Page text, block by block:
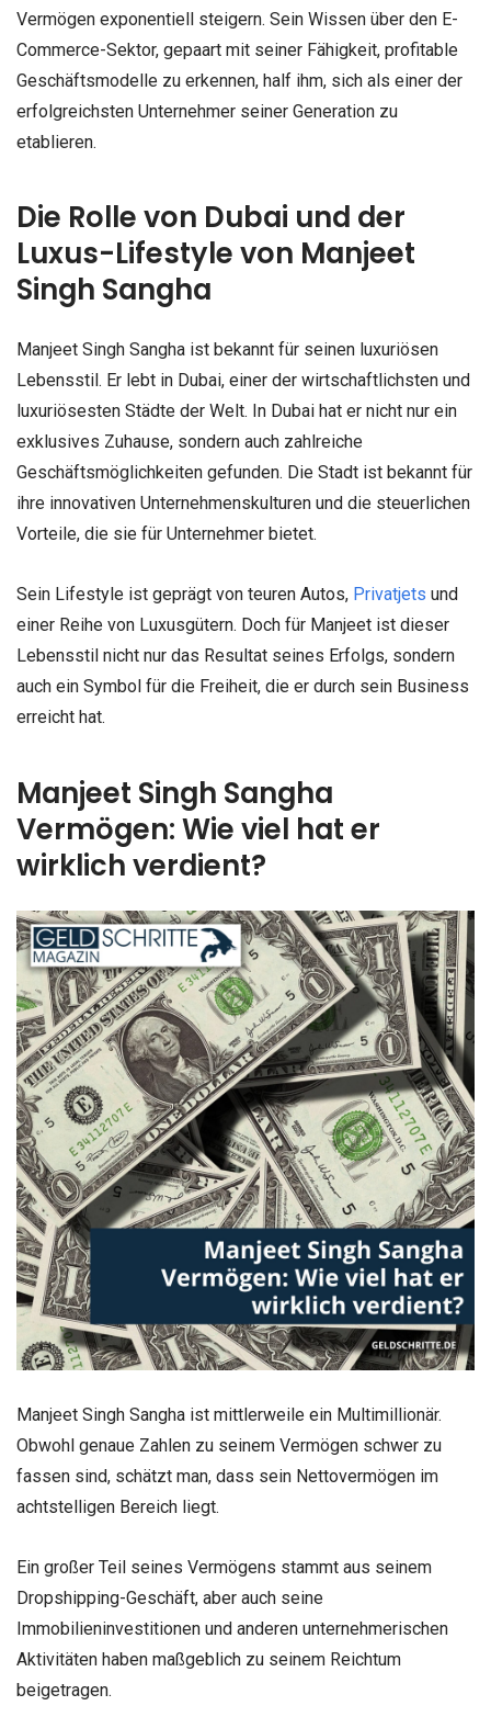
Vermögen exponentiell steigern. Sein Wissen über den E-
Commerce-Sektor, gepaart mit seiner Fähigkeit, profitable
Geschäftsmodelle zu erkennen, half ihm, sich als einer der
erfolgreichsten Unternehmer seiner Generation zu
etablieren.
Die Rolle von Dubai und der
Luxus-Lifestyle von Manjeet
Singh Sangha
Manjeet Singh Sangha ist bekannt für seinen luxuriösen
Lebensstil. Er lebt in Dubai, einer der wirtschaftlichsten und
luxuriösesten Städte der Welt. In Dubai hat er nicht nur ein
exklusives Zuhause, sondern auch zahlreiche
Geschäftsmöglichkeiten gefunden. Die Stadt ist bekannt für
ihre innovativen Unternehmenskulturen und die steuerlichen
Vorteile, die sie für Unternehmer bietet.
Sein Lifestyle ist geprägt von teuren Autos, Privatjets und
einer Reihe von Luxusgütern. Doch für Manjeet ist dieser
Lebensstil nicht nur das Resultat seines Erfolgs, sondern
auch ein Symbol für die Freiheit, die er durch sein Business
erreicht hat.
Manjeet Singh Sangha
Vermögen: Wie viel hat er
wirklich verdient?
Manjeet Singh Sangha ist mittlerweile ein Multimillionär.
Obwohl genaue Zahlen zu seinem Vermögen schwer zu
fassen sind, schätzt man, dass sein Nettovermögen im
achtstelligen Bereich liegt.
Ein großer Teil seines Vermögens stammt aus seinem
Dropshipping-Geschäft, aber auch seine
Immobilieninvestitionen und anderen unternehmerischen
Aktivitäten haben maßgeblich zu seinem Reichtum
beigetragen.